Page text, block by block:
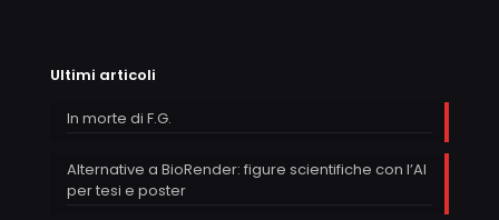
Ultimi articoli
In morte di F.G.
Alternative a BioRender: figure scientifiche con l’AI
per tesi e poster